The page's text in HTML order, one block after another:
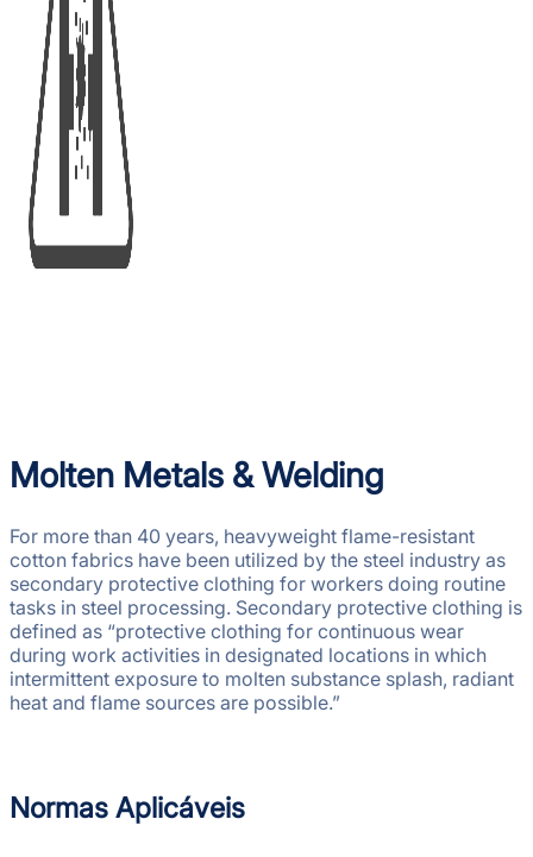
Molten Metals & Welding
For more than 40 years, heavyweight flame-resistant
cotton fabrics have been utilized by the steel industry as
secondary protective clothing for workers doing routine
tasks in steel processing. Secondary protective clothing is
defined as “protective clothing for continuous wear
during work activities in designated locations in which
intermittent exposure to molten substance splash, radiant
heat and flame sources are possible.”
Normas Aplicáveis